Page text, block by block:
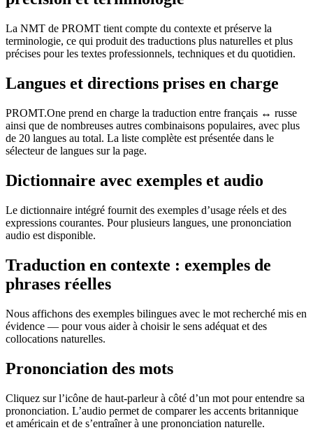
La NMT de PROMT tient compte du contexte et préserve la
terminologie, ce qui produit des traductions plus naturelles et plus
précises pour les textes professionnels, techniques et du quotidien.
Langues et directions prises en charge
PROMT.One prend en charge la traduction entre français ↔ russe
ainsi que de nombreuses autres combinaisons populaires, avec plus
de 20 langues au total. La liste complète est présentée dans le
sélecteur de langues sur la page.
Dictionnaire avec exemples et audio
Le dictionnaire intégré fournit des exemples d’usage réels et des
expressions courantes. Pour plusieurs langues, une prononciation
audio est disponible.
Traduction en contexte : exemples de
phrases réelles
Nous affichons des exemples bilingues avec le mot recherché mis en
évidence — pour vous aider à choisir le sens adéquat et des
collocations naturelles.
Prononciation des mots
Cliquez sur l’icône de haut-parleur à côté d’un mot pour entendre sa
prononciation. L’audio permet de comparer les accents britannique
et américain et de s’entraîner à une prononciation naturelle.